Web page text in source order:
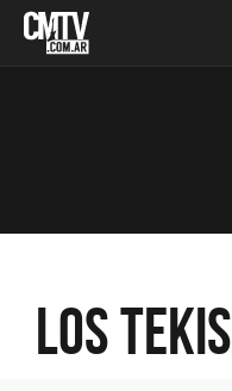
Los Tekis